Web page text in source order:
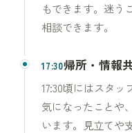
もできます。迷う
相談できます。
17:30帰所・情報
17:30頃にはスタ
気になったことや
います。見立てや